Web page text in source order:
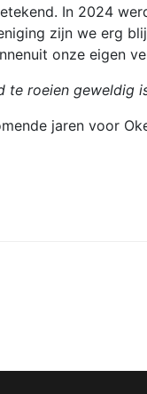
In 2024
zijn we erg
onze eigen
te roeien geweldig
jaren voor